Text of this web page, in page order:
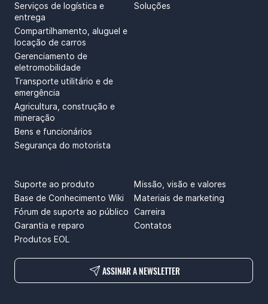
Serviços de logística e
entrega
Compartilhamento, aluguel e
locação de carros
Gerenciamento de
eletromobilidade
Transporte utilitário e de
emergência
Agricultura, construção e
mineração
Bens e funcionários
Segurança do motorista
Soluções
Missão, visão e valores
Materiais de marketing
Carreira
Contatos
Suporte ao produto
Base de Conhecimento Wiki
Fórum de suporte ao público
Garantia e reparo
Produtos EOL
ASSINAR A NEWSLETTER